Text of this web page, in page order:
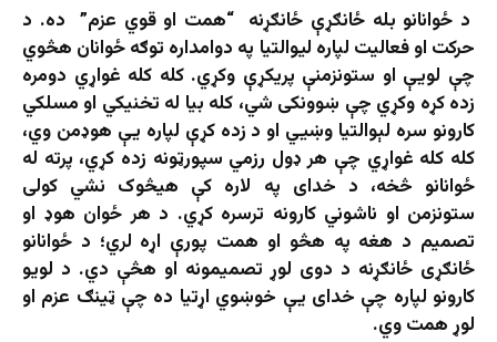
د ځوانانو بله ځانګړې ځانګړنه “همت او قوي عزم” ده. د
حرکت او فعالیت لپاره لیوالتیا په دوامداره توګه ځوانان هڅوي
چې لویې او ستونزمنې پریکړې وکړي. کله کله غواړي دومره
زده کړه وکړي چې ښوونکی شي، کله بیا له تخنیکي او مسلکي
کارونو سره لېوالتیا وښيي او د زده کړې لپاره یې هوډمن وي،
کله کله غواړي چې هر ډول رزمي سپورټونه زده کړي، پرته له
ځوانانو څخه، د خدای په لاره کې هیڅوک نشي کولی
ستونزمن او ناشوني کارونه ترسره کړي. د هر ځوان هوډ او
تصمیم د هغه په ​​هڅو او همت پورې اړه لري؛ د ځوانانو
ځانګړی ځانګړنه د دوی لوړ تصمیمونه او هڅې دي. د لویو
کارونو لپاره چې خدای یې خوښوي اړتیا ده چې ټینګ عزم او
لوړ همت وي.